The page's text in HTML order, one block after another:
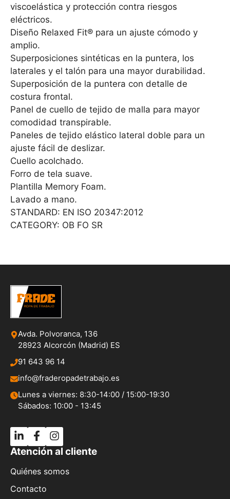
viscoelástica y protección contra riesgos
eléctricos.
Diseño Relaxed Fit® para un ajuste cómodo y
amplio.
Superposiciones sintéticas en la puntera, los
laterales y el talón para una mayor durabilidad.
Superposición de la puntera con detalle de
costura frontal.
Panel de cuello de tejido de malla para mayor
comodidad transpirable.
Paneles de tejido elástico lateral doble para un
ajuste fácil de deslizar.
Cuello acolchado.
Forro de tela suave.
Plantilla Memory Foam.
Lavado a mano.
STANDARD: EN ISO 20347:2012
CATEGORY: OB FO SR
Avda. Polvoranca, 136
28923 Alcorcón (Madrid) ES
91 643 96 14
info@fraderopadetrabajo.es
Lunes a viernes: 8:30-14:00 / 15:00-19:30
Sábados: 10:00 - 13:45
Atención al cliente
Quiénes somos
Contacto